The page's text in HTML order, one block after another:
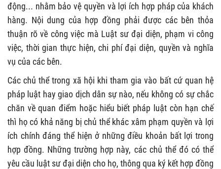
động... nhằm bảo vệ quyền và lợi ích hợp pháp của khách
hàng. Nội dung của hợp đồng phải được các bên thỏa
thuận rõ về công việc mà Luật sư đại diện, phạm vi công
việc, thời gian thực hiện, chi phí đại diện, quyền và nghĩa
vụ của các bên.
Các chủ thể trong xã hội khi tham gia vào bất cứ quan hệ
pháp luật hay giao dịch dân sự nào, nếu không có sự chắc
chăn về quan điểm hoặc hiểu biết pháp luật còn hạn chế
thì họ có khả năng bị chủ thể khác xâm phạm quyền và lợi
ích chính đáng thể hiện ở những điều khoản bất lợi trong
hợp đồng. Những trường hợp này, các chủ thể đó có thể
yêu cầu luật sư đại diện cho họ, thông qua ký kết hợp đồng